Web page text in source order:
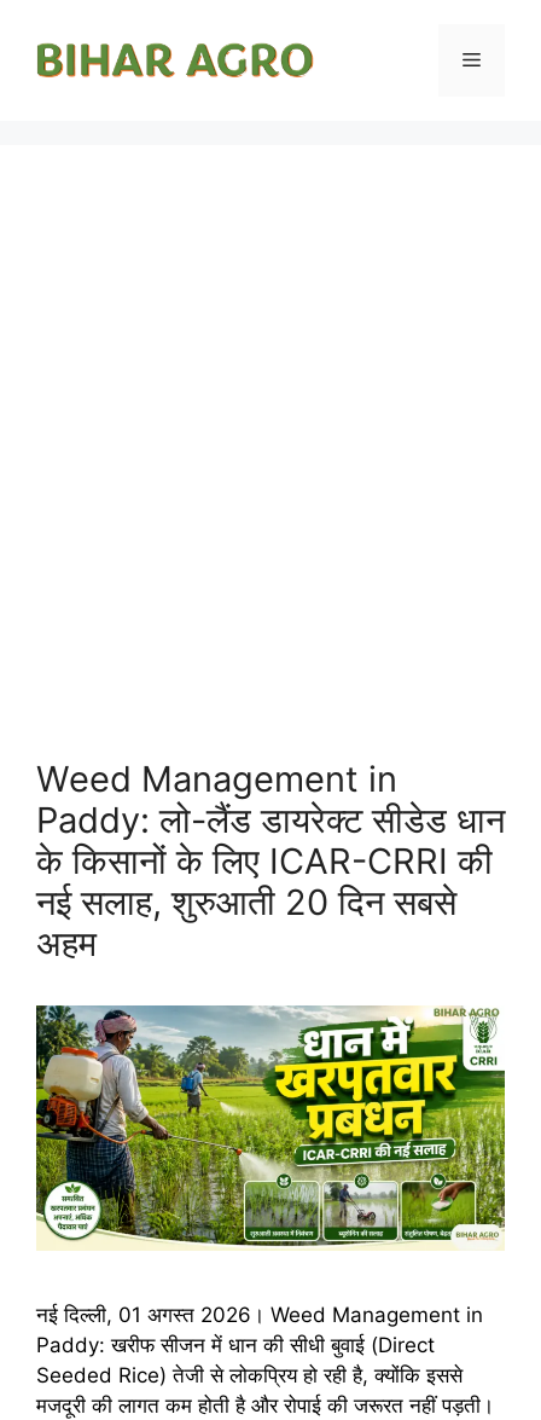
Weed Management in
Paddy: लो-लैंड डायरेक्ट सीडेड धान
के किसानों के लिए ICAR-CRRI की
नई सलाह, शुरुआती 20 दिन सबसे
अहम
नई दिल्ली, 01 अगस्त 2026। Weed Management in
Paddy: खरीफ सीजन में धान की सीधी बुवाई (Direct
Seeded Rice) तेजी से लोकप्रिय हो रही है, क्योंकि इससे
मजदूरी की लागत कम होती है और रोपाई की जरूरत नहीं पड़ती।